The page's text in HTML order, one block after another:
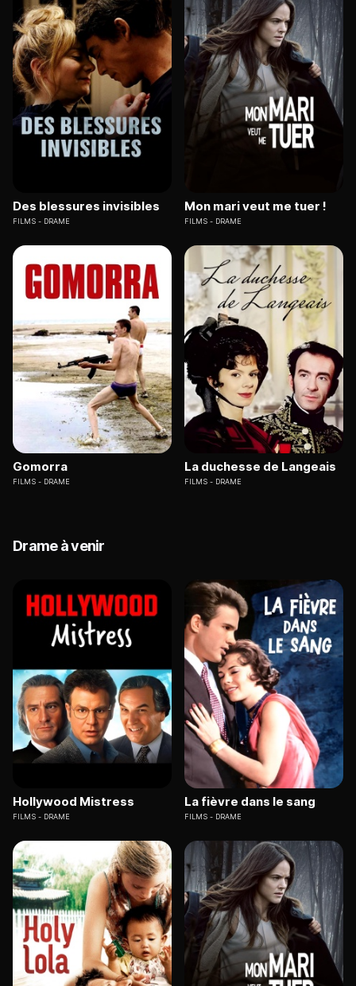
Des blessures invisibles
FILMS DRAME
Mon mari veut me tuer !
FILMS DRAME
Gomorra
FILMS DRAME
La duchesse de Langeais
FILMS DRAME
Drame à venir
Hollywood Mistress
FILMS DRAME
La fièvre dans le sang
FILMS DRAME